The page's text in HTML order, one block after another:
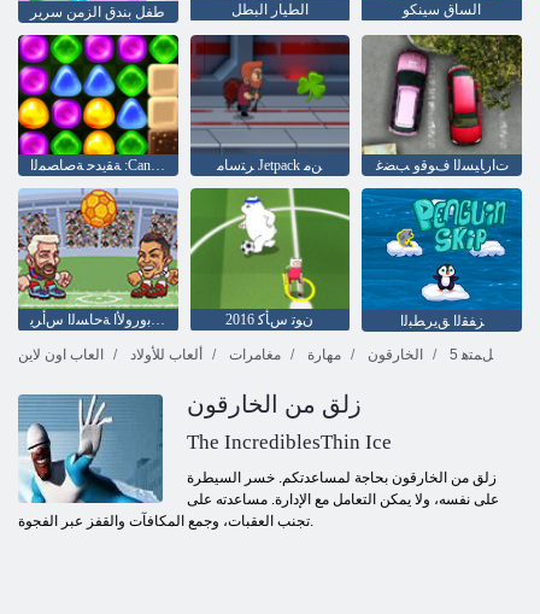
طفل بندق الزمن سرير الطيار البطل الساق سينكو
ﺔﻘﻳﺪﺣ ﺔﺻﺎﺼﻤﻟﺍ :Candyland 4 ﻰﻟﺇ ﺓﺩﻮﻌﻟﺍ ﺮﺘﺳﺎﻣ Jetpack ﻦﻣ ﺕﺍﺭﺎﻴﺴﻟﺍ ﻑﻮﻗﻭ ﺐﻀﻏ
2016 ﻥﻮﺗ ﺱﺄﻛ
ﺰﻔﻘﻟﺍ ﻖﻳﺮﻄﺒﻟﺍ
العاب اون لاين
ألعاب للأولاد مغامرات مهارة الخارقون 5 ﻞﻤﺘﻫ
زلق من الخارقون
The IncrediblesThin Ice
زلق من الخارقون بحاجة لمساعدتكم. خسر السيطرة
على نفسه، ولا يمكن التعامل مع الإدارة. مساعدته على
تجنب العقبات، وجمع المكافآت والقفز عبر الفجوة.